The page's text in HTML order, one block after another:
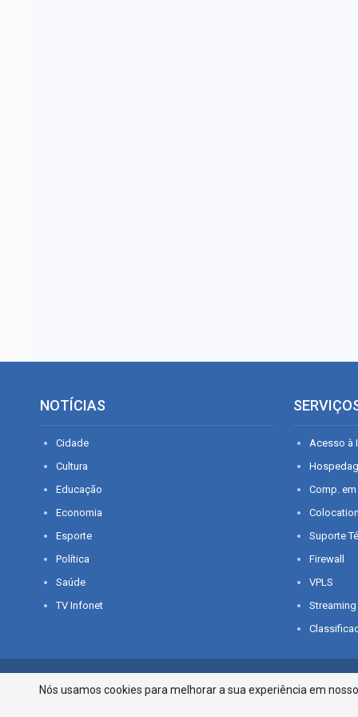
NOTÍCIAS
Cidade
Cultura
Educação
Economia
Esporte
Política
Saúde
TV Infonet
Acesso à
Comp.
Suporte
Firewall
VPLS
Streaming
© 2026 - O que é notícia em Sergipe. Todos os direitos reservados.
Nós usamos cookies para melhorar a sua experiência em